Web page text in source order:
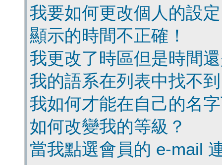
我要如何更改個人的設
顯示的時間不正確！
我更改了時區但是時間
我的語系在列表中找不
我如何才能在自己的名
如何改變我的等級？
當我點選會員的 e-mail